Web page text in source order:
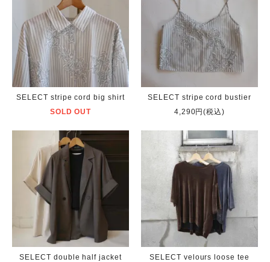
SELECT stripe cord big shirt
SOLD OUT
SELECT stripe cord bustier
4,290円(税込)
SELECT double half jacket
SELECT velours loose tee